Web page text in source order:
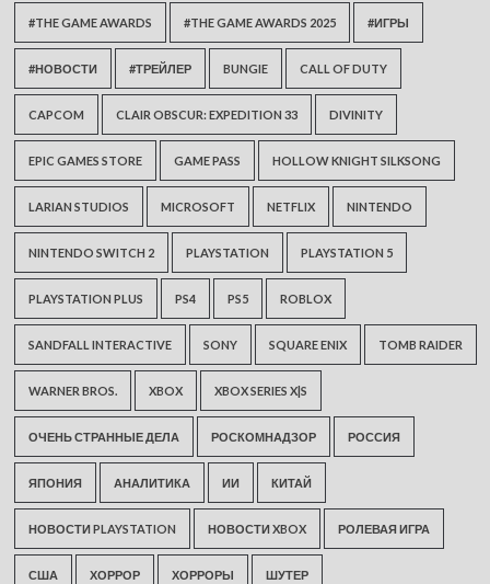
#THE GAME AWARDS #THE GAME AWARDS 2025 #ИГРЫ
#НОВОСТИ #ТРЕЙЛЕР BUNGIE CALL OF DUTY
CAPCOM CLAIR OBSCUR: EXPEDITION 33 DIVINITY
EPIC GAMES STORE GAME PASS HOLLOW KNIGHT SILKSONG
LARIAN STUDIOS MICROSOFT NETFLIX NINTENDO
NINTENDO SWITCH 2 PLAYSTATION PLAYSTATION 5
PLAYSTATION PLUS PS4 PS5 ROBLOX
SANDFALL INTERACTIVE SONY SQUARE ENIX TOMB RAIDER
WARNER BROS. XBOX XBOX SERIES X|S
ОЧЕНЬ СТРАННЫЕ ДЕЛА РОСКОМНАДЗОР РОССИЯ
ЯПОНИЯ АНАЛИТИКА ИИ КИТАЙ
НОВОСТИ PLAYSTATION НОВОСТИ XBOX РОЛЕВАЯ ИГРА
США ХОРРОР ХОРРОРЫ ШУТЕР